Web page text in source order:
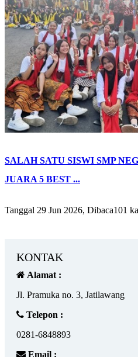
SALAH SATU SISWI SMP
JUARA 5 BEST ...
Tanggal 29 Jun 2026, Dibaca101
KONTAK
Alamat :
Jl. Pramuka no. 3, Jatilawang
Telepon :
0281-6848893
Email :